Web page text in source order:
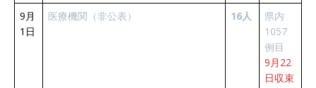
9月
1日
医療機関（非公表） 16人
県内
1057
例目
9月22
日収束